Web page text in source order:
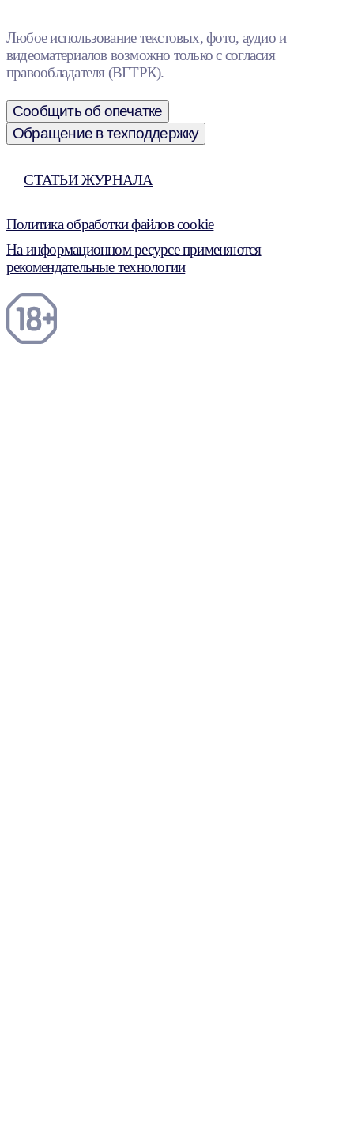
Любое использование текстовых, фото, аудио и
видеоматериалов возможно только с согласия
правообладателя (ВГТРК).
Сообщить об опечатке
Обращение в техподдержку
СТАТЬИ ЖУРНАЛА
Политика обработки файлов cookie
На информационном ресурсе применяются
рекомендательные технологии